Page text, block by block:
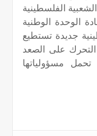
الفلسطينية
الوحدة الوطنية
جديدة تستطيع
على الصعد
تحمل مسؤولياتها